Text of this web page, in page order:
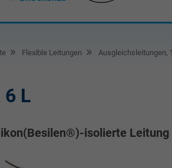
Flexible Leitungen Ausgleichsleitungen,
6 L
isolierte